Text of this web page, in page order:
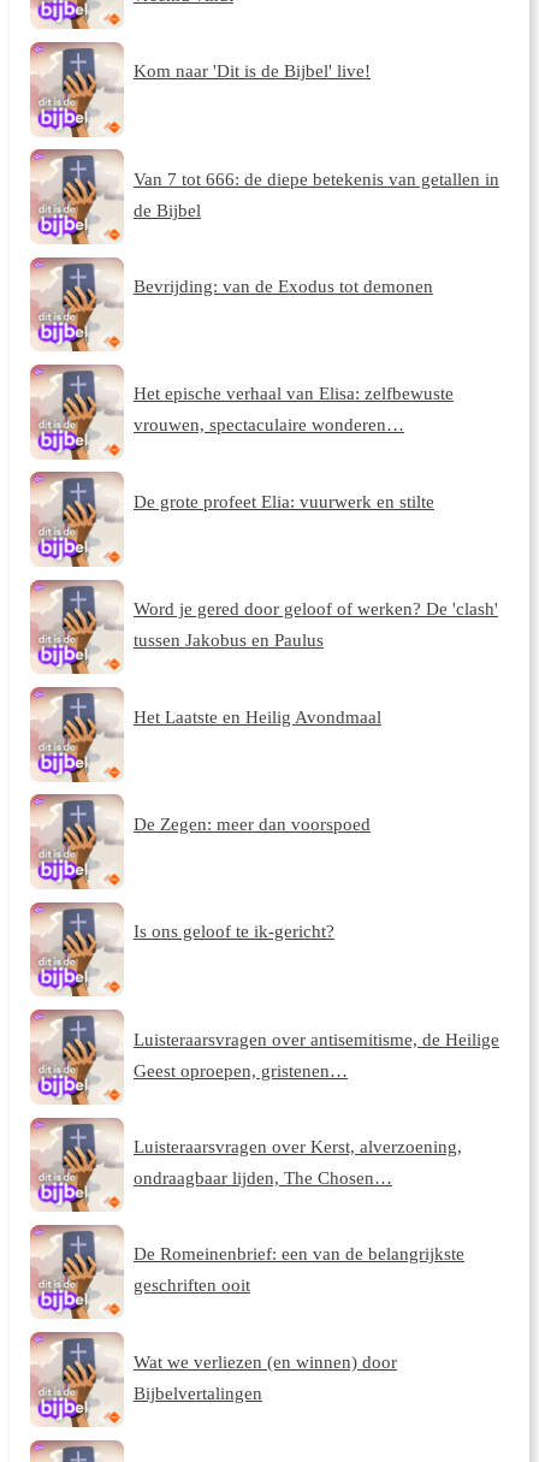
Kom naar 'Dit is de Bijbel' live!
Van 7 tot 666: de diepe betekenis van getallen in
de Bijbel
Bevrijding: van de Exodus tot demonen
Het epische verhaal van Elisa: zelfbewuste
vrouwen, spectaculaire wonderen…
De grote profeet Elia: vuurwerk en stilte
Word je gered door geloof of werken? De 'clash'
tussen Jakobus en Paulus
Het Laatste en Heilig Avondmaal
De Zegen: meer dan voorspoed
Is ons geloof te ik-gericht?
Luisteraarsvragen over antisemitisme, de Heilige
Geest oproepen, gristenen…
Luisteraarsvragen over Kerst, alverzoening,
ondraagbaar lijden, The Chosen…
De Romeinenbrief: een van de belangrijkste
geschriften ooit
Wat we verliezen (en winnen) door
Bijbelvertalingen